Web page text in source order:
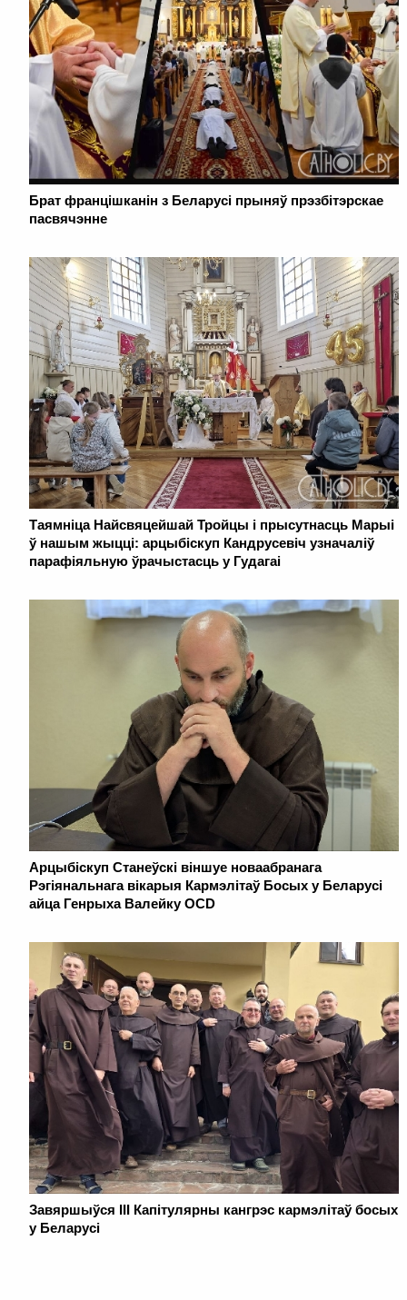
Брат францішканін з Беларусі прыняў прэзбітэрскае
пасвячэнне
Таямніца Найсвяцейшай Тройцы і прысутнасць Марыі
ў нашым жыцці: арцыбіскуп Кандрусевіч узначаліў
парафіяльную ўрачыстасць у Гудагаі
Арцыбіскуп Станеўскі віншуе новаабранага
Рэгіянальнага вікарыя Кармэлітаў Босых у Беларусі
айца Генрыха Валейку OCD
Завяршыўся III Капітулярны кангрэс кармэлітаў босых
у Беларусі